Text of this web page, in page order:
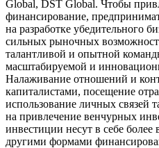
Global, DST Global. Чтобы
финансирование,
на разработке убедительного
сильных рыночных
талантливой и опытной
масштабируемой и
Налаживание отношений и
капиталистами, посещение
использование личных связей
на привлечение венчурных
инвестиции несут в себе
другими формами